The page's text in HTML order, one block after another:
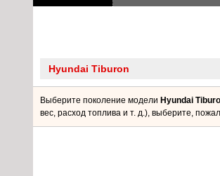
Выберите поколение модели Hyundai
вес, расход топлива и т. д.), выберите,